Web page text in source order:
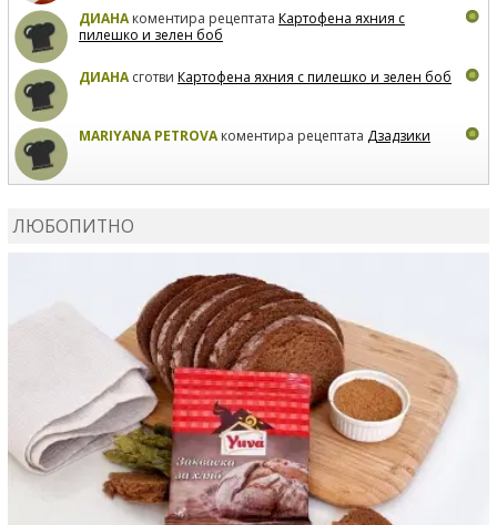
ДИАНАкоментира рецептата Картофена яхния с
пилешко и зелен боб
ДИАНАсготви Картофена яхния с пилешко и зелен боб
MARIYANA PETROVAкоментира рецептата Дзадзики
ЛЮБОПИТНО